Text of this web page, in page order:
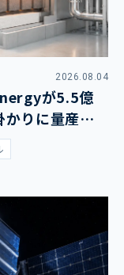
2026.08.04
が5.5億
りに量産拡